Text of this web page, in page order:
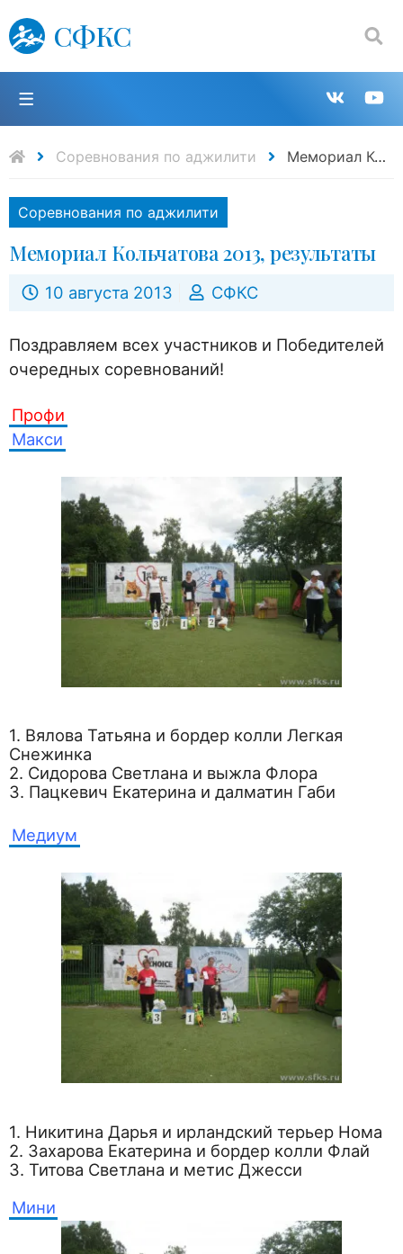
СФКС
Поиск:
в
Соревнования по аджилити Мемориал Кольчатова 2013, результаты
Соревнования по аджилити
Мемориал Кольчатова 2013, результаты
10 августа 2013 СФКС
Поздравляем всех участников и Победителей
очередных соревнований!
Профи
Макси
1. Вялова Татьяна и бордер колли Легкая
Снежинка
2. Сидорова Светлана и выжла Флора
3. Пацкевич Екатерина и далматин Габи
Медиум
1. Никитина Дарья и ирландский терьер Нома
2. Захарова Екатерина и бордер колли Флай
3. Титова Светлана и метис Джесси
Мини